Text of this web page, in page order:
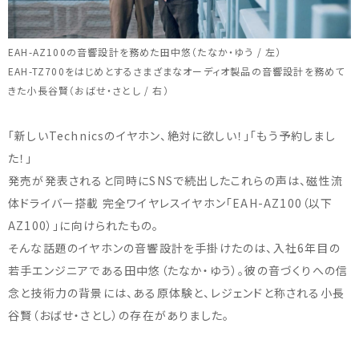
EAH-AZ100の音響設計を務めた田中悠（たなか・ゆう / 左）
EAH-TZ700をはじめとするさまざまなオーディオ製品の音響設計を務めて
きた小長谷賢（おばせ・さとし / 右）
「新しいTechnicsのイヤホン、絶対に欲しい！」「もう予約しまし
た！」
発売が発表されると同時にSNSで続出したこれらの声は、磁性流
体ドライバー搭載 完全ワイヤレスイヤホン「EAH-AZ100（以下
AZ100）」に向けられたもの。
そんな話題のイヤホンの音響設計を手掛けたのは、入社6年目の
若手エンジニアである田中悠（たなか・ゆう）。彼の音づくりへの信
念と技術力の背景には、ある原体験と、レジェンドと称される小長
谷賢（おばせ・さとし）の存在がありました。